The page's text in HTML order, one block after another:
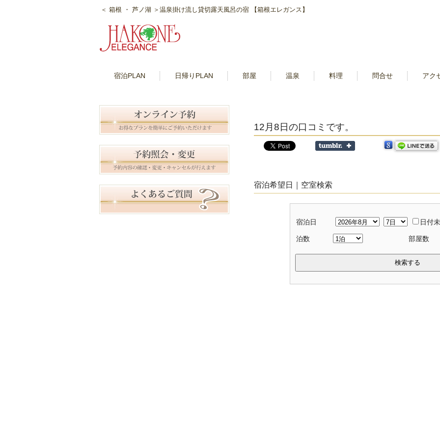
＜ 箱根 ・ 芦ノ湖 ＞温泉掛け流し貸切露天風呂の宿 【箱根エレガンス】
宿泊PLAN 日帰りPLAN 部屋 温泉 料理 問合せ アク
12月8日の口コミです。
宿泊希望日｜空室検索
宿泊日 日付
泊数 部屋数
検索する